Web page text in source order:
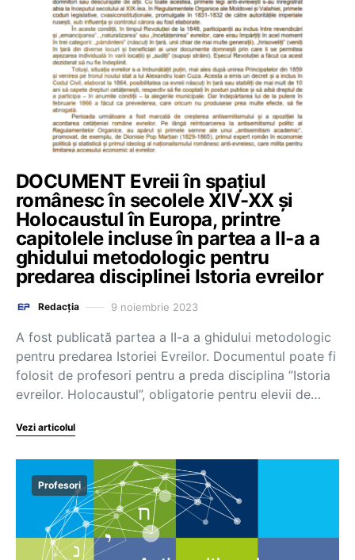
DOCUMENT Evreii în spațiul
românesc în secolele XIV-XX și
Holocaustul în Europa, printre
capitolele incluse în partea a II-a a
ghidului metodologic pentru
predarea disciplinei Istoria evreilor
Redacția 9 noiembrie 2023
A fost publicată partea a II-a a ghidului metodologic
pentru predarea Istoriei Evreilor. Documentul poate fi
folosit de profesori pentru a preda disciplina ”Istoria
evreilor. Holocaustul”, obligatorie pentru elevii de…
Vezi articolul
Profesori